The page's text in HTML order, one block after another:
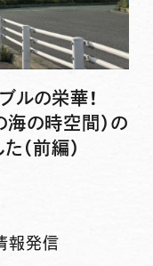
ルの栄華！
の時空間）の
（前編）
報発信